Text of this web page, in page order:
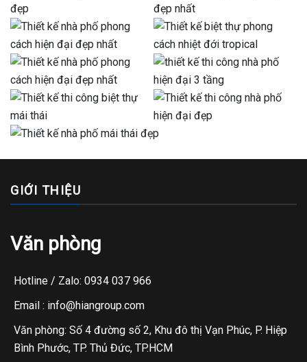
GIỚI THIỆU
Văn phòng
Hotline / Zalo: 0934 037 966
Email : info@hiangroup.com
Văn phòng: Số 4 đường số 2, Khu đô thị Vạn Phúc, P. Hiệp
Bình Phước, TP. Thủ Đức, TP.HCM